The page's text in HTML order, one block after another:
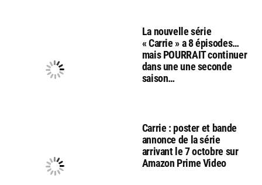
La nouvelle série
« Carrie » a 8 épisodes…
mais POURRAIT continuer
dans une une seconde
saison…
Carrie : poster et bande
annonce de la série
arrivant le 7 octobre sur
Amazon Prime Video